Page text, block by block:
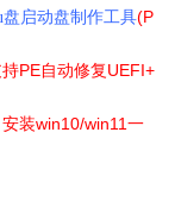
盘启动盘制作工具(P
PE自动修复UEFI+
装win10/win11一